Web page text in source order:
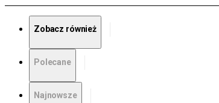
Zobacz również
Polecane
Najnowsze